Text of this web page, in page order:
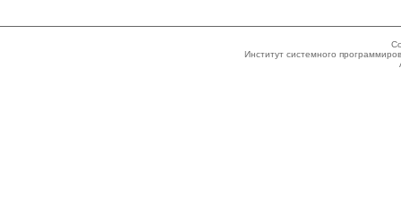
Институт системного